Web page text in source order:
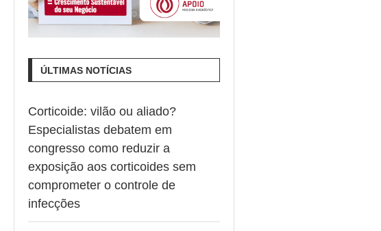
ÚLTIMAS NOTÍCIAS
Corticoide: vilão ou aliado?
Especialistas debatem em
congresso como reduzir a
exposição aos corticoides sem
comprometer o controle de
infecções